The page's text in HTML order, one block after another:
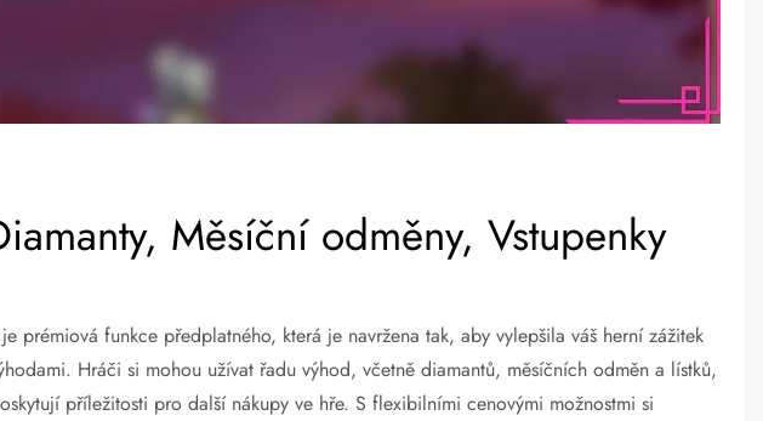
Měsíční odměny, Vstupenky
prémiová funkce předplatného, která je navržena tak, aby vylepšila váš herní zážitek
Hráči si mohou užívat řadu výhod, včetně diamantů, měsíčních odměn a lístků,
příležitosti pro další nákupy ve hře. S flexibilními cenovými možnostmi si